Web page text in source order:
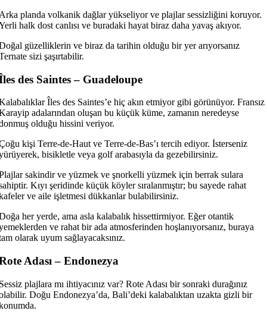
planda volkanik dağlar yükseliyor ve plajlar sessizliğini koruyor.
halk dost canlısı ve buradaki hayat biraz daha yavaş akıyor.
güzelliklerin ve biraz da tarihin olduğu bir yer arıyorsanız
sizi şaşırtabilir.
des Saintes – Guadeloupe
Îles des Saintes’e hiç akın etmiyor gibi görünüyor. Fransız
adalarından oluşan bu küçük küme, zamanın neredeyse
olduğu hissini veriyor.
kişi Terre-de-Haut ve Terre-de-Bas’ı tercih ediyor. İsterseniz
bisikletle veya golf arabasıyla da gezebilirsiniz.
sakindir ve yüzmek ve şnorkelli yüzmek için berrak sulara
Kıyı şeridinde küçük köyler sıralanmıştır; bu sayede rahat
ve aile işletmesi dükkanlar bulabilirsiniz.
her yerde, ama asla kalabalık hissettirmiyor. Eğer otantik
ve rahat bir ada atmosferinden hoşlanıyorsanız, buraya
olarak uyum sağlayacaksınız.
Adası – Endonezya
plajlara mı ihtiyacınız var? Rote Adası bir sonraki durağınız
Doğu Endonezya’da, Bali’deki kalabalıktan uzakta gizli bir